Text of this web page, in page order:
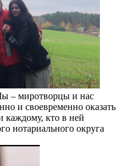
– миротворцы и нас
и своевременно оказать
каждому, кто в ней
нотариального округа